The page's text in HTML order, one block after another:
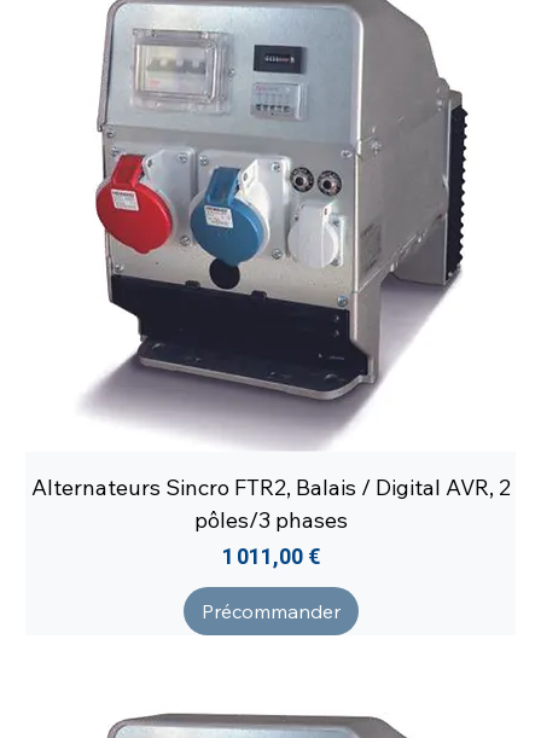
Alternateurs Sincro FTR2, Balais / Digital AVR, 2
pôles/3 phases
Prix
1 011,00 €
Précommander